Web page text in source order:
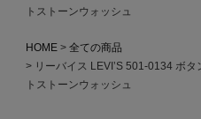
トストーンウォッシュ
HOME
全ての商品
リーバイス LEVI’S 501-0134 ボ
トストーンウォッシュ